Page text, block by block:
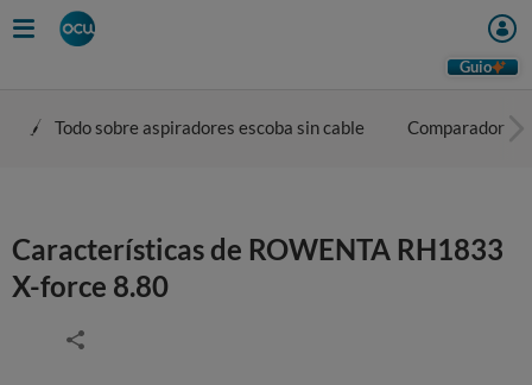
Guio
Todo sobre aspiradores escoba sin cable Comparador
Características de ROWENTA RH1833
X-force 8.80